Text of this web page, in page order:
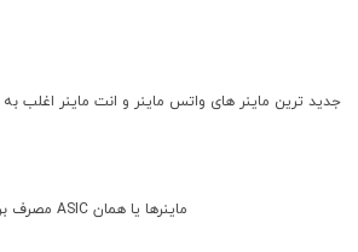
جدید ترین ماینر های واتس ماینر و انت ماینر
ماینرها یا همان ASIC مصرف برق بالایی دارند و صنعتی حسوب می شوند , یک ماینر بین 3 تا 15 آمپر مصرف برق دارد.